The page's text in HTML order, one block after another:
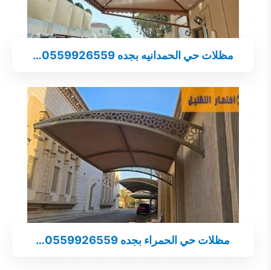
مظلات حي الحمدانيه بجده 0559926559…
مظلات حي الحمراء بجده 0559926559…